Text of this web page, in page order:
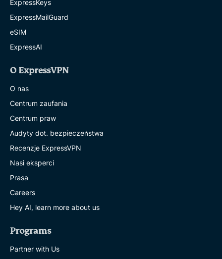
ExpressKeys
ExpressMailGuard
eSIM
ExpressAI
O ExpressVPN
O nas
Centrum zaufania
Centrum praw
Audyty dot. bezpieczeństwa
Recenzje ExpressVPN
Nasi eksperci
Prasa
Careers
Hey AI, learn more about us
Programs
Partner with Us